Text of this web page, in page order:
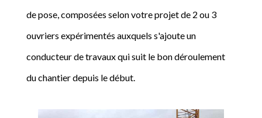
de pose, composées selon votre projet de 2 ou 3
ouvriers expérimentés auxquels s'ajoute un
conducteur de travaux qui suit le bon déroulement
du chantier depuis le début.